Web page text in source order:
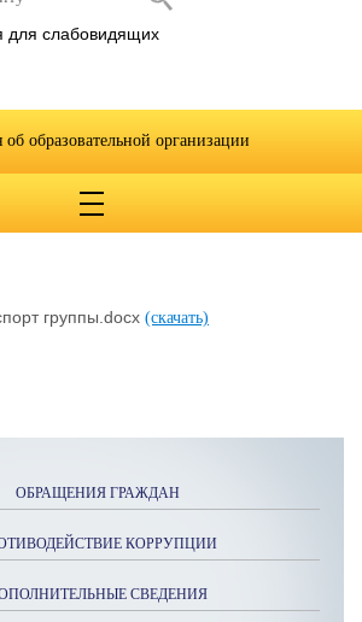
группы.docx (скачать)
ОБРАЩЕНИЯ ГРАЖДАН
КОРРУПЦИИ
СВЕДЕНИЯ
для слабовидящих
об образовательной организации